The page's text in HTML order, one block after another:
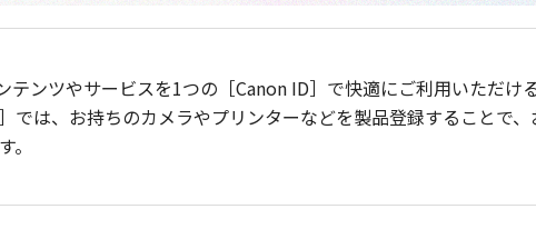
ンツやサービスを1つの［Canon ID］で快適にご利用いただけ
では、お持ちのカメラやプリンターなどを製品登録することで